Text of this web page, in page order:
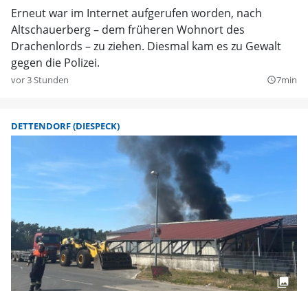
Erneut war im Internet aufgerufen worden, nach
Altschauerberg – dem früheren Wohnort des
Drachenlords – zu ziehen. Diesmal kam es zu Gewalt
gegen die Polizei.
vor 3 Stunden query_builder7min
DETTENDORF (DIESPECK)